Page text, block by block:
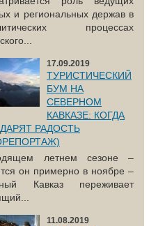
и региональных держав в
процессах
17.09.2019
ТУРИСТИЧЕСКИЙ
БУМ НА
СЕВЕРНОМ
КАВКАЗЕ: КОГДА
РАДОСТЬ
летнем сезоне –
он примерно в ноябре –
Кавказ переживает
11.08.2019